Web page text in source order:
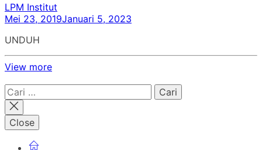
LPM Institut
Mei 23, 2019Januari 5, 2023
UNDUH
View more
Cari
untuk:
Close